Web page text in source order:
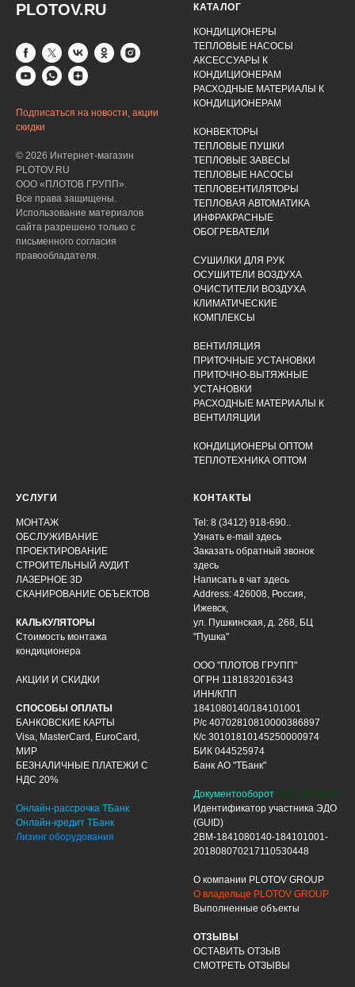
PLOTOV.RU
Подписаться на новости, акции
скидки
© 2026 Интернет-магазин
PLOTOV.RU
ООО «ПЛОТОВ ГРУПП».
Все права защищены.
Использование материалов
сайта разрешено только с
письменного согласия
правообладателя.
КАТАЛОГ
КОНДИЦИОНЕРЫ
ТЕПЛОВЫЕ НАСОСЫ
АКСЕССУАРЫ К
КОНДИЦИОНЕРАМ
РАСХОДНЫЕ МАТЕРИАЛЫ К
КОНДИЦИОНЕРАМ
КОНВЕКТОРЫ
ТЕПЛОВЫЕ ПУШКИ
ТЕПЛОВЫЕ ЗАВЕСЫ
ТЕПЛОВЫЕ НАСОСЫ
ТЕПЛОВЕНТИЛЯТОРЫ
ТЕПЛОВАЯ АВТОМАТИКА
ИНФРАКРАСНЫЕ
ОБОГРЕВАТЕЛИ
СУШИЛКИ ДЛЯ РУК
ОСУШИТЕЛИ ВОЗДУХА
ОЧИСТИТЕЛИ ВОЗДУХА
КЛИМАТИЧЕСКИЕ
КОМПЛЕКСЫ
ВЕНТИЛЯЦИЯ
ПРИТОЧНЫЕ УСТАНОВКИ
ПРИТОЧНО-ВЫТЯЖНЫЕ
УСТАНОВКИ
РАСХОДНЫЕ МАТЕРИАЛЫ К
ВЕНТИЛЯЦИИ
КОНДИЦИОНЕРЫ ОПТОМ
ТЕПЛОТЕХНИКА ОПТОМ
УСЛУГИ
МОНТАЖ
ОБСЛУЖИВАНИЕ
ПРОЕКТИРОВАНИЕ
СТРОИТЕЛЬНЫЙ АУДИТ
ЛАЗЕРНОЕ 3D
СКАНИРОВАНИЕ ОБЪЕКТОВ
КАЛЬКУЛЯТОРЫ
Стоимость монтажа
кондиционера
АКЦИИ И СКИДКИ
СПОСОБЫ ОПЛАТЫ
БАНКОВСКИЕ КАРТЫ
Visa, MasterCard, EuroCard,
МИР
БЕЗНАЛИЧНЫЕ ПЛАТЕЖИ С
НДС 20%
Онлайн-рассрочка ТБанк
Онлайн-кредит ТБанк
Лизинг оборудования
КОНТАКТЫ
Tel: 8 (3412) 918-690..
Узнать e-mail здесь
Заказать обратный звонок
здесь
Написать в чат здесь
Address: 426008, Россия,
Ижевск,
ул. Пушкинская, д. 268, БЦ
"Пушка"
ООО "ПЛОТОВ ГРУПП"
ОГРН 1181832016343
ИНН/КПП
1841080140/184101001
Р/с 40702810810000386897
К/с 30101810145250000974
БИК 044525974
Банк АО "ТБанк"
Документооборот ЭДО ДИАДОК
Идентификатор участника ЭДО
(GUID)
2BM-1841080140-184101001-
201808070217110530448
О компании PLOTOV GROUP
О владельце PLOTOV GROUP
Выполненные объекты
ОТЗЫВЫ
ОСТАВИТЬ ОТЗЫВ
СМОТРЕТЬ ОТЗЫВЫ